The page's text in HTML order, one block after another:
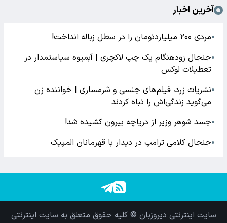
آخرین اخبار
●مردی ۲۰۰ میلیاردتومان را در سطل زباله انداخت!
●جنجال زودهنگام یک چپ لاکچری | آبمیوه سیاستمدار در
تعطیلات لوکس
●نشریات زرد، فیلم‌های جنسی و شرمساری | خواننده زن
می‌گوید زندگی‌اش را تباه کردند
●جسد شوهر وزیر از دریاچه بیرون کشیده شد!
●جنجال کلامی ترامپ در دیدار با قهرمانان المپیک
سایت اینترنتی دیروزبان © کلیه حقوق متعلق به سایت اینترنتی